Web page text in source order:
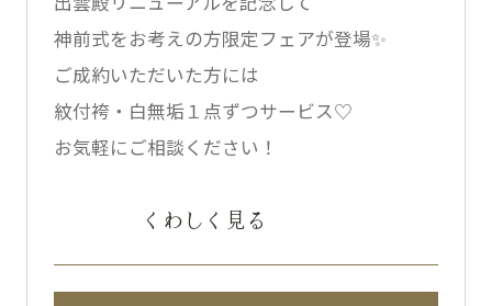
神前式をお考えの方限定フェアが登場✨
ご成約いただいた方には
紋付袴・白無垢１点ずつサービス♡
お気軽にご相談ください！
くわしく見る